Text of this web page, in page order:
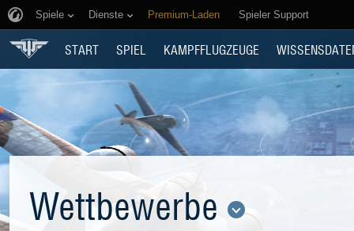
Spiele Dienste Premium-Laden Spieler Support
START SPIEL KAMPFFLUGZEUGE
Wettbewerbe